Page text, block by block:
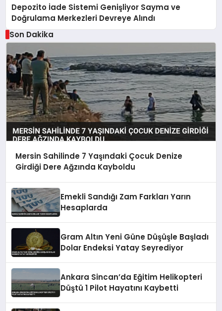
Depozito İade Sistemi Genişliyor Sayma ve
Doğrulama Merkezleri Devreye Alındı
Son Dakika
Mersin Sahilinde 7 Yaşındaki Çocuk Denize
Girdiği Dere Ağzında Kayboldu
Emekli Sandığı Zam Farkları Yarın
Hesaplarda
Gram Altın Yeni Güne Düşüşle Başladı
Dolar Endeksi Yatay Seyrediyor
Ankara Sincan’da Eğitim Helikopteri
Düştü 1 Pilot Hayatını Kaybetti